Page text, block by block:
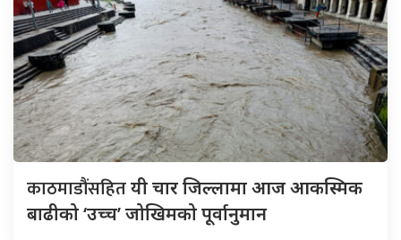
काठमाडौंसहितयी चार जिल्लामा आज आकस्मिक
बाढीको ‘उच्च’ जोखिमको पूर्वानुमान